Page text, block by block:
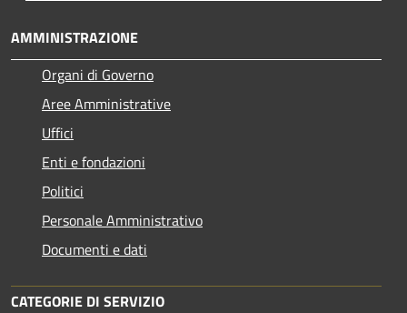
AMMINISTRAZIONE
Organi di Governo
Aree Amministrative
Uffici
Enti e fondazioni
Politici
Personale Amministrativo
Documenti e dati
CATEGORIE DI SERVIZIO